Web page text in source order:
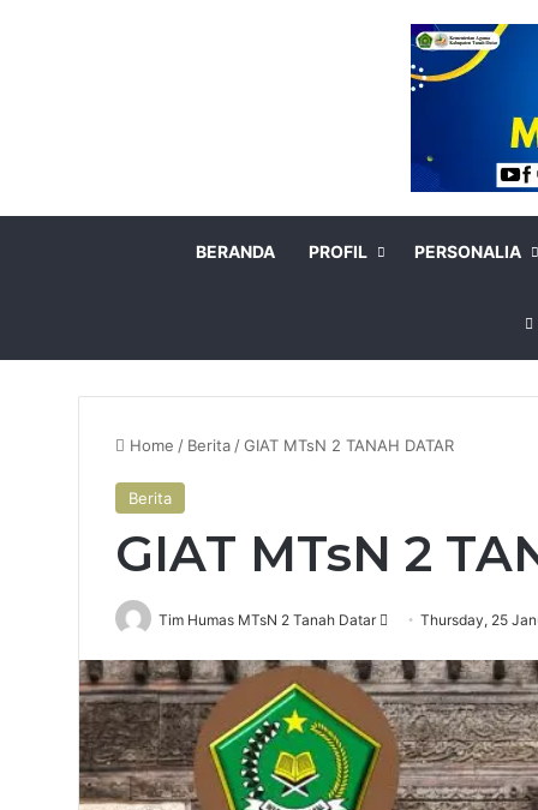
BERANDA PROFIL PERSONALIA
Home / Berita /GIAT MTsN 2 TANAH DATAR
Berita
GIAT MTsN 2
Tim Humas MTsN 2 Tanah Datar
Send
email
Thursday, 25